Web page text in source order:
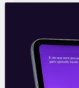
JBS